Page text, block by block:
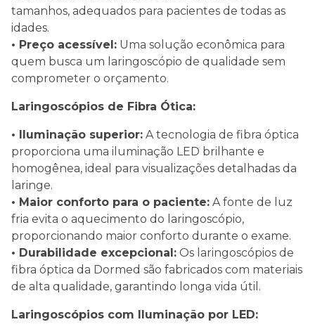
tamanhos, adequados para pacientes de todas as
idades.
• Preço acessível: Uma solução econômica para
quem busca um laringoscópio de qualidade sem
comprometer o orçamento.
Laringoscópios de Fibra Ótica:
• Iluminação superior: A tecnologia de fibra óptica
proporciona uma iluminação LED brilhante e
homogênea, ideal para visualizações detalhadas da
laringe.
• Maior conforto para o paciente: A fonte de luz
fria evita o aquecimento do laringoscópio,
proporcionando maior conforto durante o exame.
• Durabilidade excepcional: Os laringoscópios de
fibra óptica da Dormed são fabricados com materiais
de alta qualidade, garantindo longa vida útil.
Laringoscópios com Iluminação por LED: